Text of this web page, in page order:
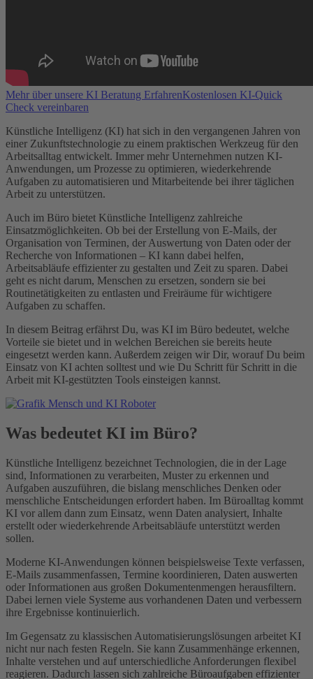
Mehr über unsere KI Beratung ErfahrenKostenlosen KI-Quick
Check vereinbaren
Künstliche Intelligenz (KI) hat sich in den vergangenen Jahren von
einer Zukunftstechnologie zu einem praktischen Werkzeug für den
Arbeitsalltag entwickelt. Immer mehr Unternehmen nutzen KI-
Anwendungen, um Prozesse zu optimieren, wiederkehrende
Aufgaben zu automatisieren und Mitarbeitende bei ihrer täglichen
Arbeit zu unterstützen.
Auch im Büro bietet Künstliche Intelligenz zahlreiche
Einsatzmöglichkeiten. Ob bei der Erstellung von E-Mails, der
Organisation von Terminen, der Auswertung von Daten oder der
Recherche von Informationen – KI kann dabei helfen,
Arbeitsabläufe effizienter zu gestalten und Zeit zu sparen. Dabei
geht es nicht darum, Menschen zu ersetzen, sondern sie bei
Routinetätigkeiten zu entlasten und Freiräume für wichtigere
Aufgaben zu schaffen.
In diesem Beitrag erfährst Du, was KI im Büro bedeutet, welche
Vorteile sie bietet und in welchen Bereichen sie bereits heute
eingesetzt werden kann. Außerdem zeigen wir Dir, worauf Du beim
Einsatz von KI achten solltest und wie Du Schritt für Schritt in die
Arbeit mit KI-gestützten Tools einsteigen kannst.
Was bedeutet KI im Büro?
Künstliche Intelligenz bezeichnet Technologien, die in der Lage
sind, Informationen zu verarbeiten, Muster zu erkennen und
Aufgaben auszuführen, die bislang menschliches Denken oder
menschliche Entscheidungen erfordert haben. Im Büroalltag kommt
KI vor allem dann zum Einsatz, wenn Daten analysiert, Inhalte
erstellt oder wiederkehrende Arbeitsabläufe unterstützt werden
sollen.
Moderne KI-Anwendungen können beispielsweise Texte verfassen,
E-Mails zusammenfassen, Termine koordinieren, Daten auswerten
oder Informationen aus großen Dokumentenmengen herausfiltern.
Dabei lernen viele Systeme aus vorhandenen Daten und verbessern
ihre Ergebnisse kontinuierlich.
Im Gegensatz zu klassischen Automatisierungslösungen arbeitet KI
nicht nur nach festen Regeln. Sie kann Zusammenhänge erkennen,
Inhalte verstehen und auf unterschiedliche Anforderungen flexibel
reagieren. Dadurch lassen sich zahlreiche Büroaufgaben effizienter